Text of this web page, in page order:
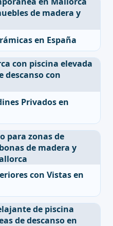
en España
Privados en
con Vistas en